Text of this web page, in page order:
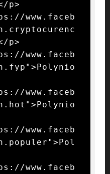
p>
www.faceb
p>
www.faceb
www.faceb
www.faceb
www.faceb